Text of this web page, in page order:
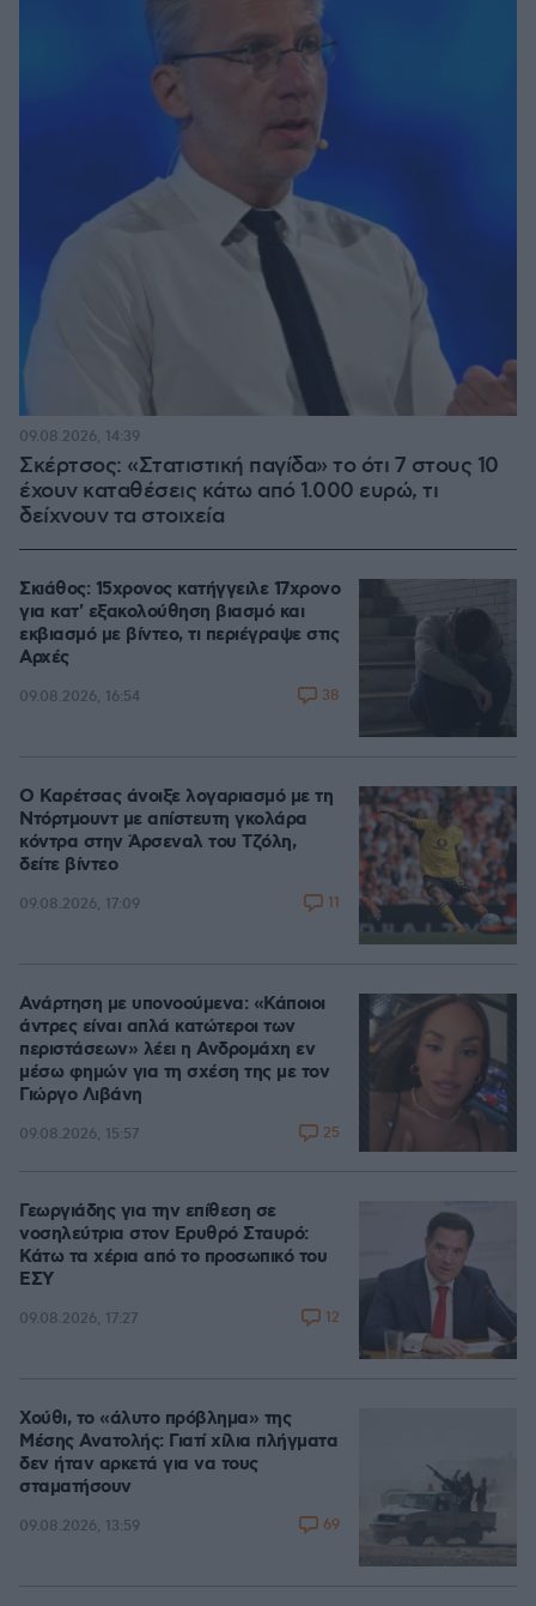
Σκέρτσος: «Στατιστική παγίδα» το ότι 7 στους 10
έχουν καταθέσεις κάτω από 1.000 ευρώ, τι
δείχνουν τα στοιχεία
09.08.2026, 14:39
Σκιάθος: 15χρονος κατήγγειλε 17χρονο
για κατ' εξακολούθηση βιασμό και
εκβιασμό με βίντεο, τι περιέγραψε στις
Αρχές
09.08.2026, 16:54 38
Ο Καρέτσας άνοιξε λογαριασμό με τη
Ντόρτμουντ με απίστευτη γκολάρα
κόντρα στην Άρσεναλ του Τζόλη,
δείτε βίντεο
09.08.2026, 17:09 11
Ανάρτηση με υπονοούμενα: «Κάποιοι
άντρες είναι απλά κατώτεροι των
περιστάσεων» λέει η Ανδρομάχη εν
μέσω φημών για τη σχέση της με τον
Γιώργο Λιβάνη
09.08.2026, 15:57 25
Γεωργιάδης για την επίθεση σε
νοσηλεύτρια στον Ερυθρό Σταυρό:
Κάτω τα χέρια από το προσωπικό του
ΕΣΥ
09.08.2026, 17:27 12
Χούθι, το «άλυτο πρόβλημα» της
Μέσης Ανατολής: Γιατί χίλια πλήγματα
δεν ήταν αρκετά για να τους
σταματήσουν
09.08.2026, 13:59 69